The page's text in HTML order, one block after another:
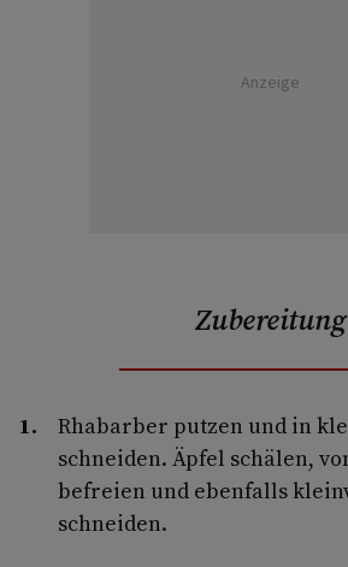
Anzeige
Zubereitung
Rhabarber putzen und in
schneiden. Äpfel schälen,
befreien und ebenfalls
schneiden.